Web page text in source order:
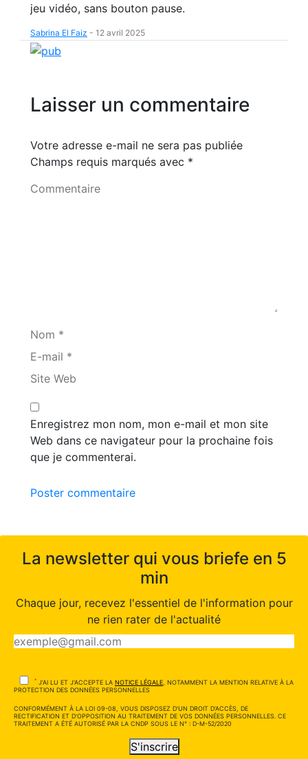
jeu vidéo, sans bouton pause.
Sabrina El Faiz - 12 avril 2025
Laisser un commentaire
Votre adresse e-mail ne sera pas publiée
Champs requis marqués avec *
Commentaire
Nom *
E-mail *
Site Web
Enregistrez mon nom, mon e-mail et mon site
Web dans ce navigateur pour la prochaine fois
que je commenterai.
Poster commentaire
La newsletter qui vous briefe en 5
min
Chaque jour, recevez l'essentiel de l'information pour
ne rien rater de l'actualité
* J'AI LU ET J'ACCEPTE LA NOTICE LÉGALE , NOTAMMENT LA MENTION RELATIVE À LA
PROTECTION DES DONNÉES PERSONNELLES
CONFORMÉMENT À LA LOI 09-08, VOUS DISPOSEZ D'UN DROIT D'ACCÈS, DE
RECTIFICATION ET D'OPPOSITION AU TRAITEMENT DE VOS DONNÉES PERSONNELLES. CE
TRAITEMENT A ÉTÉ AUTORISÉ PAR LA CNDP SOUS LE N° : D-M-52/2020
S'inscrire